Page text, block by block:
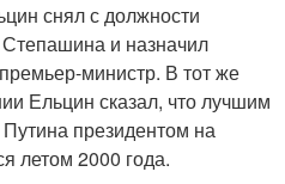
снял с должности
и назначил
министр. В тот же
Ельцин сказал, что лучшим
президентом на
летом 2000 года.